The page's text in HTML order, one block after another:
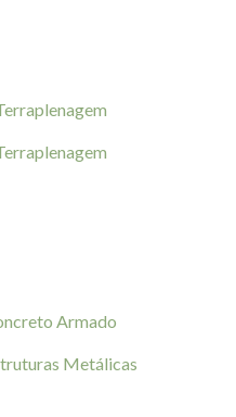
Armado
Metálicas